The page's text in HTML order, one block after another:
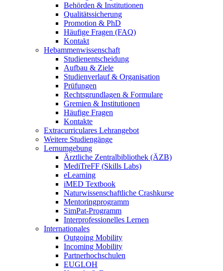
Behörden & Institutionen
Qualitätssicherung
Promotion & PhD
Häufige Fragen (FAQ)
Kontakt
Hebammenwissenschaft
Studienentscheidung
Aufbau & Ziele
Studienverlauf & Organisation
Prüfungen
Rechtsgrundlagen & Formulare
Gremien & Institutionen
Häufige Fragen
Kontakte
Extracurriculares Lehrangebot
Weitere Studiengänge
Lernumgebung
Ärztliche Zentralbibliothek (ÄZB)
MediTreFF (Skills Labs)
eLearning
iMED Textbook
Naturwissenschaftliche Crashkurse
Mentoringprogramm
SimPat-Programm
Interprofessionelles Lernen
Internationales
Outgoing Mobility
Incoming Mobility
Partnerhochschulen
EUGLOH